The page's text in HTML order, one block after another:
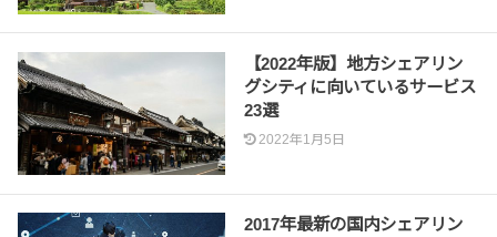
【2022年版】地方シェアリン
グシティに向いているサービス
23選
2022年1月5日
2017年最新の国内シェアリン